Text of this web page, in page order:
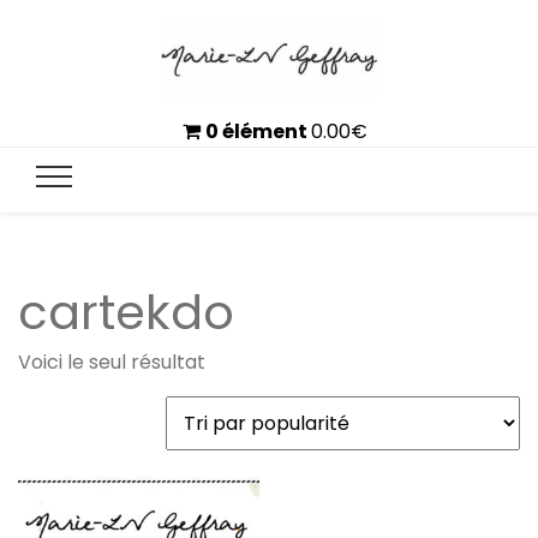
0 élément0.00€
cartekdo
Voici le seul résultat